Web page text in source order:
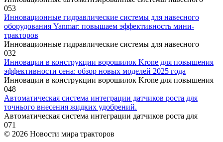
053
Инновационные гидравлические системы для навесного
оборудования Yanmar: повышаем эффективность мини-
тракторов
Инновационные гидравлические системы для навесного
032
Инновации в конструкции ворошилок Krone для повышения
эффективности сена: обзор новых моделей 2025 года
Инновации в конструкции ворошилок Krone для повышения
048
Автоматическая система интеграции датчиков роста для
точнього внесения жидких удобрений.
Автоматическая система интеграции датчиков роста для
071
© 2026 Новости мира тракторов